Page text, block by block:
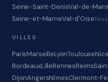
Seine-Saint-DenisVal-de-
Seine-et-MarneVal-d'Oise
VILLES
ParisMarseilleLyonToulouseNice
BordeauxLilleRennesReims
DijonAngersNîmesClermont-